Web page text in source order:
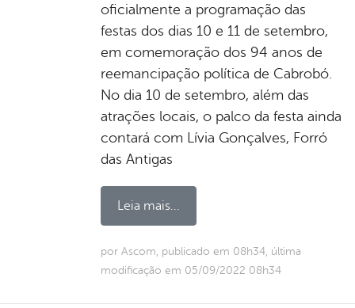
oficialmente a programação das
festas dos dias 10 e 11 de setembro,
em comemoração dos 94 anos de
reemancipação política de Cabrobó.
No dia 10 de setembro, além das
atrações locais, o palco da festa ainda
contará com Lívia Gonçalves, Forró
das Antigas
Leia mais...
por Ascom, publicado em 08h34, última
modificação em 05/09/2022 08h34